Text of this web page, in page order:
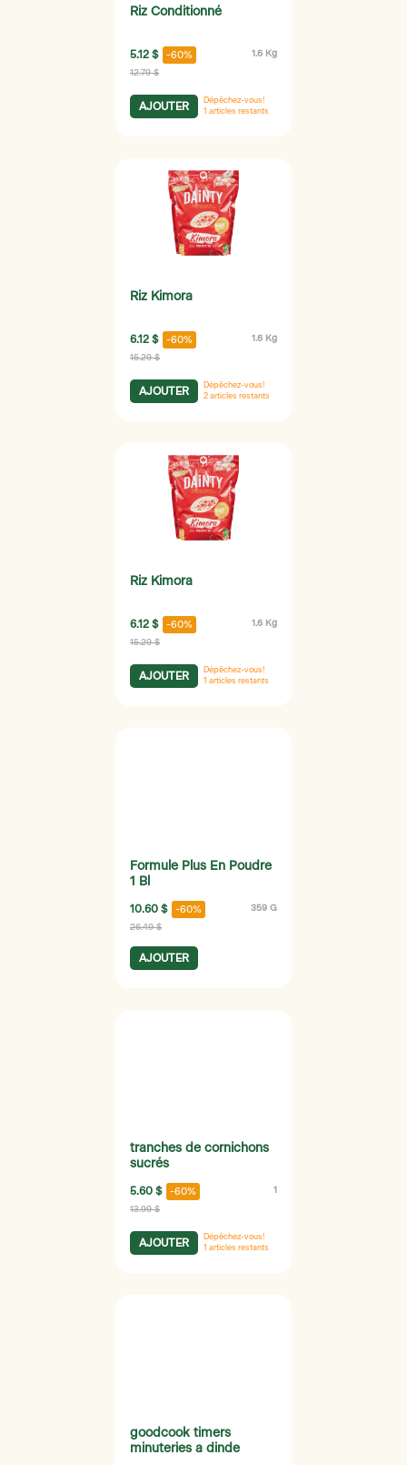
Riz Conditionné
5.12 $ -60% 1.6 Kg
12.79 $
AJOUTER
Dépêchez-vous!
1 articles restants
Riz Kimora
6.12 $ -60% 1.6 Kg
15.29 $
AJOUTER
Dépêchez-vous!
2 articles restants
Riz Kimora
6.12 $ -60% 1.6 Kg
15.29 $
AJOUTER
Dépêchez-vous!
1 articles restants
Formule Plus En Poudre
1 Bl
10.60 $ -60% 359 G
26.49 $
AJOUTER
tranches de cornichons
sucrés
5.60 $ -60% 1
13.99 $
AJOUTER
Dépêchez-vous!
1 articles restants
goodcook timers
minuteries a dinde